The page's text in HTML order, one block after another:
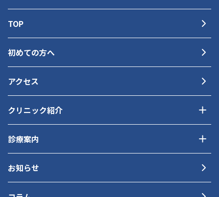
TOP
初めての方へ
アクセス
クリニック紹介
診療案内
お知らせ